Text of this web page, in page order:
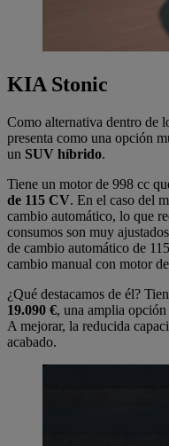
KIA Stonic
Como alternativa dentro de
presenta como una opción
un SUV híbrido.
Tiene un motor de 998 cc
de 115 CV. En el caso del
cambio automático, lo que
consumos son muy
de cambio automático de
cambio manual con motor
¿Qué destacamos de él?
19.090 €, una amplia
A mejorar, la reducida
acabado.